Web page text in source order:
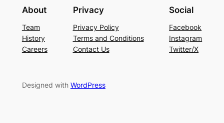
About
Team
History
Careers
Privacy
Privacy Policy
Terms and Conditions
Contact Us
Social
Facebook
Instagram
Twitter/X
Designed with WordPress